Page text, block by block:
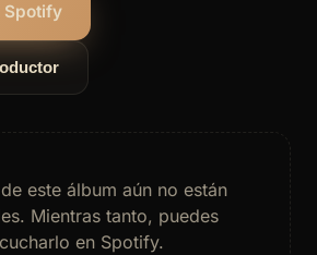
Spotify
este álbum aún no están
Mientras tanto, puedes
en Spotify.